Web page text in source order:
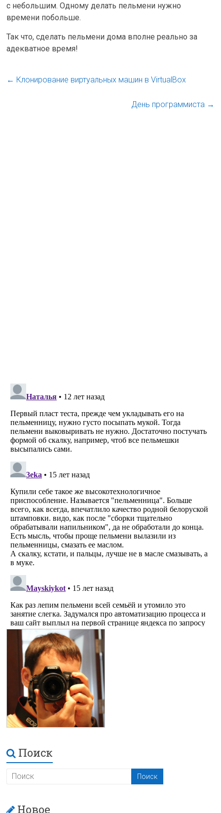
с небольшим. Одному делать пельмени нужно
времени побольше.
Так что, сделать пельмени дома вполне реально за
адекватное время!
← Клонирование виртуальных машин в VirtualBox
День программиста →
Поиск
Новое